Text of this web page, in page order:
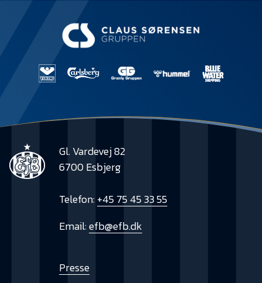
Gl. Vardevej 82
6700 Esbjerg
Telefon:+45 75 45 33 55
Email:efb@efb.dk
Presse